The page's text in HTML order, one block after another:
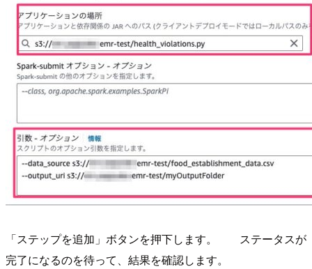
「ステップを追加」ボタンを押下します。 ステータスが
完了になるのを待って、結果を確認します。